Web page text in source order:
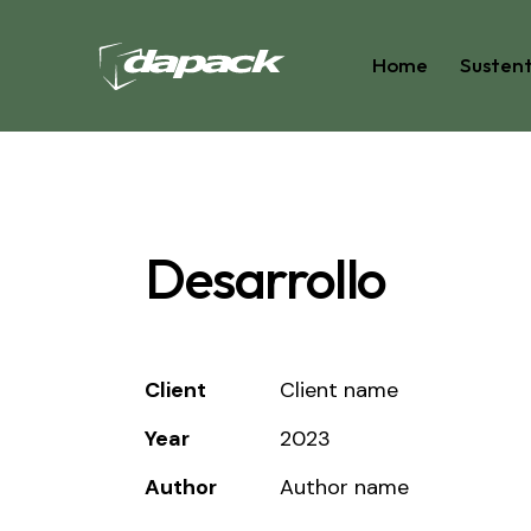
Home
Desarrollo
Client
Client name
Year
2023
Author
Author name